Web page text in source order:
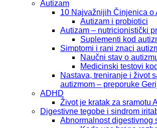
Autizam
10 Najvažnijih Činjenica o
Autizam i probiotici
Autizam – nutricionistički
Suplementi kod
Simptomi i rani znaci
Naučni stav o
Medicinski testovi
Nastava, treniranje i život
autizmom – preporuke
ADHD
Život je kratak za sramotu
Digestivne tegobe i sindrom
Abnormalnost digestivnog